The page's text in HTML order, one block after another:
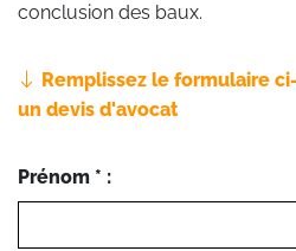
conclusion des baux.
Remplissez le formulaire
un devis d'avocat
Prénom * :